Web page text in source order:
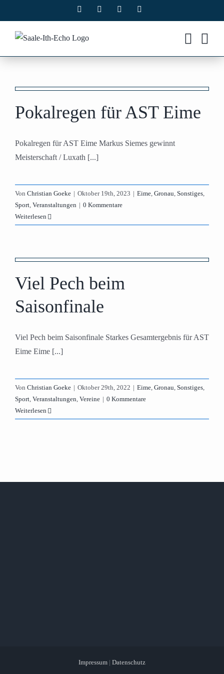
Inhalt
springen
Facebook Instagram
Pokalregen für AST Eime
Pokalregen für AST Eime Markus Siemes gewinnt
Meisterschaft / Luxath [...]
Von Christian Goeke | Oktober 19th, 2023 | Eime, Gronau, Sonstiges,
Sport, Veranstaltungen | 0 Kommentare
Weiterlesen
Viel Pech beim
Saisonfinale
Viel Pech beim Saisonfinale Starkes Gesamtergebnis für AST
Eime Eime [...]
Von Christian Goeke | Oktober 29th, 2022 | Eime, Gronau, Sonstiges,
Sport, Veranstaltungen, Vereine | 0 Kommentare
Weiterlesen
Impressum | Datenschutz